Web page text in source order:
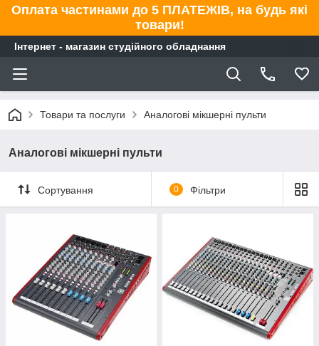
Оплата частинами до 5 ПЛАТЕЖІВ, на будь які
товари!
Інтернет - магазин студійного обладнання
Товари та послуги Аналогові мікшерні пульти
Аналогові мікшерні пульти
Сортування 0 Фільтри